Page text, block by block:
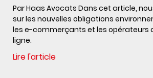
Par Haas Avocats Dans cet article,
sur les nouvelles obligations
les e-commerçants et les opérateurs
ligne.
Lire l'article